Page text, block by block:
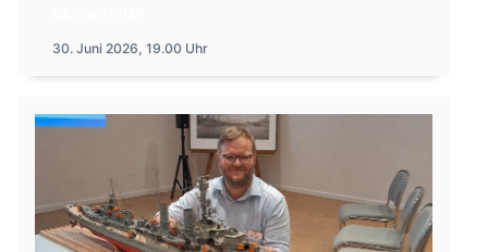
30. Juni 2026, 19.00 Uhr